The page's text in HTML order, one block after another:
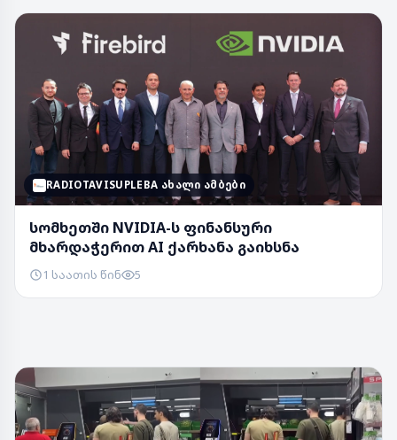
RADIOTAVISUPLEBA ᲐᲮᲐᲚᲘ ᲐᲛᲑᲔᲑᲘ
სომხეთში NVIDIA-ს ფინანსური
მხარდაჭერით AI ქარხანა გაიხსნა
1 საათის წინ 5